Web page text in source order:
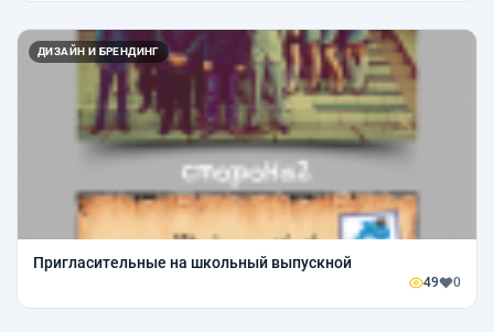
ДИЗАЙН И БРЕНДИНГ
Пригласительные на школьный выпускной
49 0